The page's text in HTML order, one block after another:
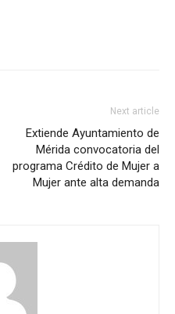
Next article
Extiende Ayuntamiento de
Mérida convocatoria del
programa Crédito de Mujer a
Mujer ante alta demanda